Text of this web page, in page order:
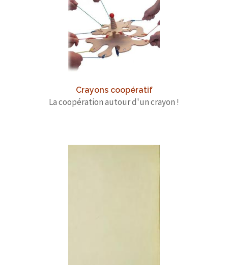
Crayons coopératif
La coopération autour d'un crayon !